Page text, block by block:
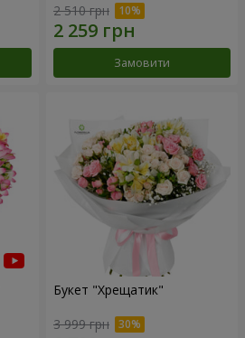
2 510 грн
Замовити
Букет "Хрещатик"
3 999 грн